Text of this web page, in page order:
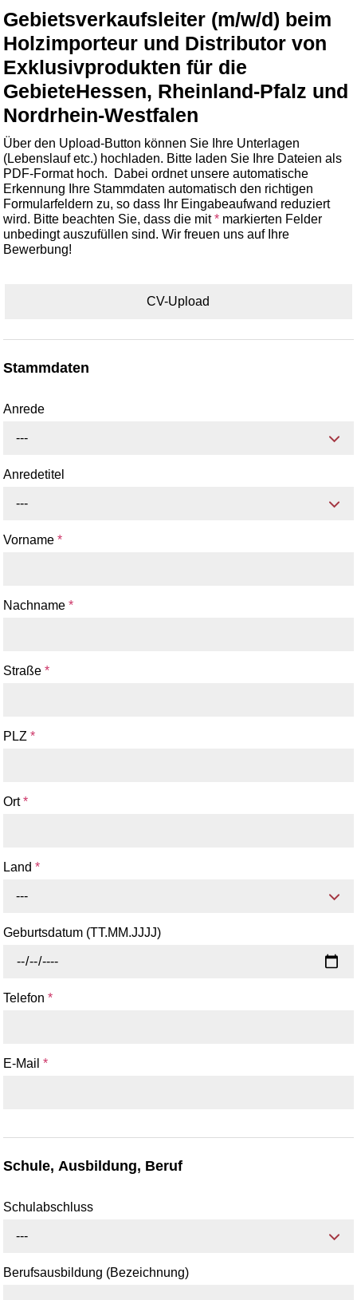
Gebietsverkaufsleiter (m/w/d) beim
Holzimporteur und Distributor von
Exklusivprodukten für die
GebieteHessen, Rheinland-Pfalz und
Nordrhein-Westfalen
Über den Upload-Button können Sie Ihre Unterlagen
(Lebenslauf etc.) hochladen. Bitte laden Sie Ihre Dateien als
PDF-Format hoch. Dabei ordnet unsere automatische
Erkennung Ihre Stammdaten automatisch den richtigen
Formularfeldern zu, so dass Ihr Eingabeaufwand reduziert
wird. Bitte beachten Sie, dass die mit* markierten Felder
unbedingt auszufüllen sind. Wir freuen uns auf Ihre
Bewerbung!
CV-Upload
Stammdaten
Anrede
---
Anredetitel
---
Vorname*
Nachname*
Straße*
PLZ*
Ort*
Land*
---
Geburtsdatum (TT.MM.JJJJ)
Telefon*
E-Mail*
Schule, Ausbildung, Beruf
Schulabschluss
---
Berufsausbildung (Bezeichnung)